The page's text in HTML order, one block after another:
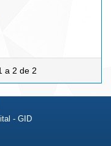
a 2 de 2
- GID